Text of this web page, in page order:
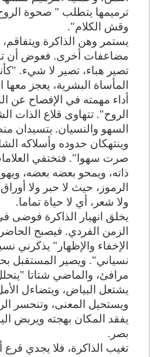
ترميمها يتطلب " صحوة
وقش الكلام".
يستمر وهن الذاكرة
مضاعفات أخرى. فعوض أن
تصير هباء، تصير لا شيء.
المأساة البشرية، يعجز
أداء مهمته في الإفصاح عن
الروح". تتهاوى قلاع الذات
السهو والنسيان. يتسيدان
وينتهكان حدوده وأسلاكه
صرت سهوا". فتختفي
ذاته، ويمحو بعضه بعضه،
الرموز، حيث لا حبر ولا أوراق
ولا شعر، أي لا حياة تماما.
يخلق انهيار الذاكرة فوضى
الزمن الفردي. فيصبح
الإخفاء والإظهار" يذكرني
نسياني". ويصير المستقبل
مرافئ، والماضي شتاتا
يشتعل البياض، ويتضاءل
ويستحيل المعنى، وتنحسر
يفقد المكان بهجته ويربض
بصر.
تغيب الذاكرة، فلا يجدي قرع